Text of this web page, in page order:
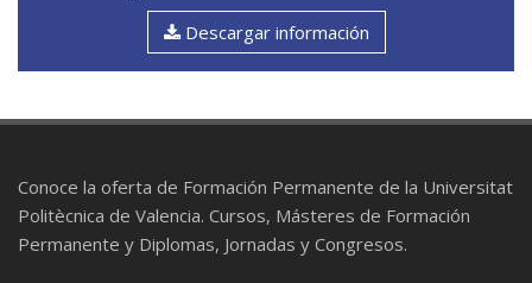
Descargar información
Conoce la oferta de Formación Permanente de la Universitat
Politècnica de Valencia. Cursos, Másteres de Formación
Permanente y Diplomas, Jornadas y Congresos.